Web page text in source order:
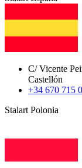
C/ Vicente
Castellón
+34 670 715
Stalart Polonia